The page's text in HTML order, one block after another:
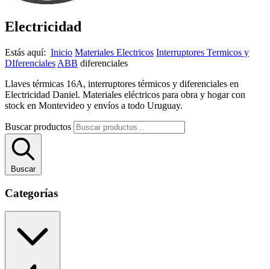
Electricidad
Estás aquí: Inicio Materiales Electricos Interruptores Termicos y
DIferenciales ABB diferenciales
Llaves térmicas 16A, interruptores térmicos y diferenciales en
Electricidad Daniel. Materiales eléctricos para obra y hogar con
stock en Montevideo y envíos a todo Uruguay.
Buscar productos
Buscar
Categorías